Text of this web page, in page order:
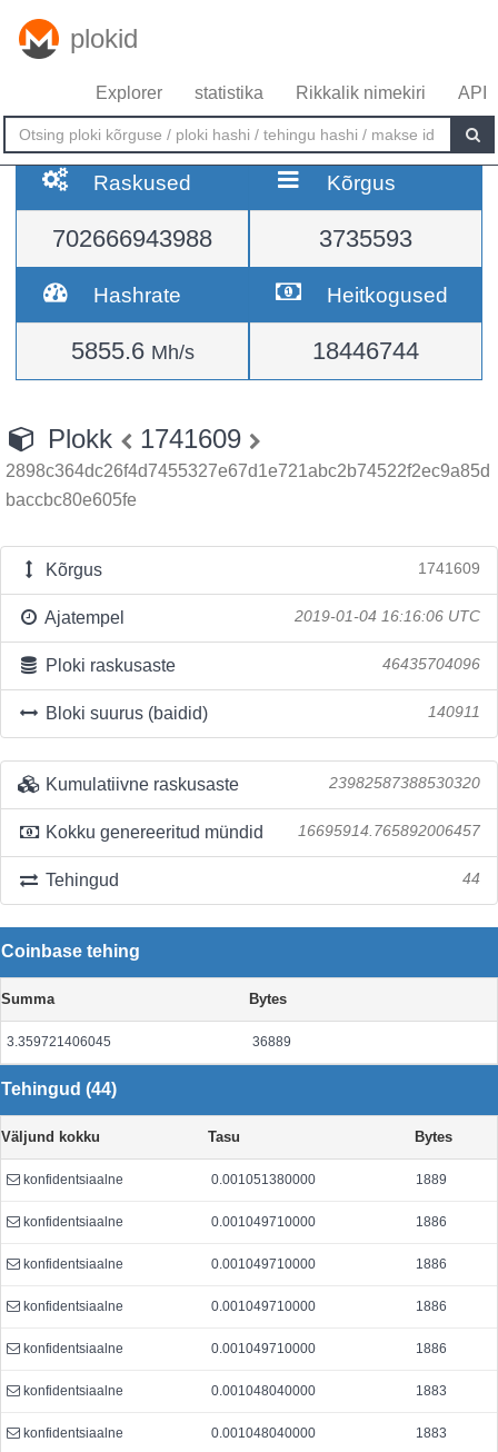
plokid
Explorer statistika Rikkalik nimekiri API
Raskused
702666943988
Kõrgus
3735593
Hashrate
5855.6 Mh/s
Heitkogused
18446744
Plokk 1741609
2898c364dc26f4d7455327e67d1e721abc2b74522f2ec9a85d
baccbc80e605fe
Kõrgus 1741609
Ajatempel 2019-01-04 16:16:06 UTC
Ploki raskusaste 46435704096
Bloki suurus (baidid) 140911
Kumulatiivne raskusaste 23982587388530320
Kokku genereeritud mündid 16695914.765892006457
Tehingud 44
Coinbase tehing
Summa Bytes
3.359721406045 36889
Tehingud (44)
Väljund kokku Tasu Bytes
konfidentsiaalne 0.001051380000 1889
konfidentsiaalne 0.001049710000 1886
konfidentsiaalne 0.001049710000 1886
konfidentsiaalne 0.001049710000 1886
konfidentsiaalne 0.001049710000 1886
konfidentsiaalne 0.001048040000 1883
konfidentsiaalne 0.001048040000 1883